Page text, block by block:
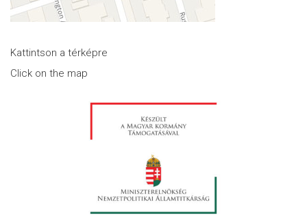
Kattintson a térképre
Click on the map